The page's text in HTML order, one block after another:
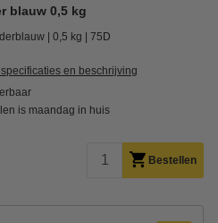
blauw 0,5 kg
0,5 kg 75D
en beschrijving
is maandag in huis
Bestellen